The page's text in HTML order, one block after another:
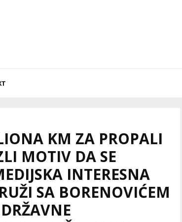
KM ZA PROPALI
MOTIV DA SE
INTERESNA
SA BORENOVIĆEM